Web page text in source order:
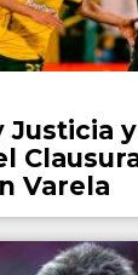
Justicia
Varela